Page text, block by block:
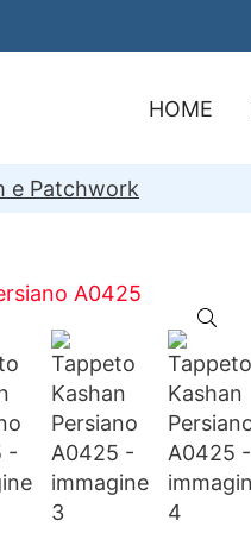
HOME
e Patchwork
🔍